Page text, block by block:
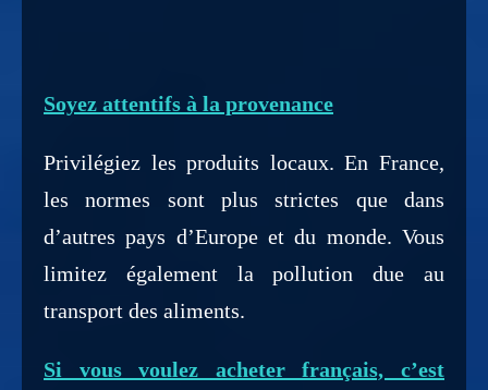
Soyez attentifs à la provenance
Privilégiez les produits locaux. En France,
les normes sont plus strictes que dans
d’autres pays d’Europe et du monde. Vous
limitez également la pollution due au
transport des aliments.
Si vous voulez acheter français, c’est